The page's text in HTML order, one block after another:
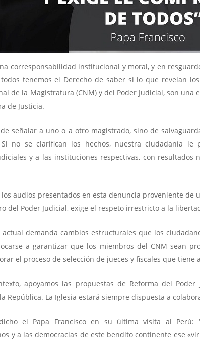
corresponsabilidad institucional y moral, y en
tenemos el Derecho de saber si lo que revelan
de la Magistratura (CNM) y del Poder Judicial, son
de Justicia.
señalar a uno o a otro magistrado, sino de
no se clarifican los hechos, nuestra ciudadanía
y a las instituciones respectivas, con resultados
audios presentados en esta denuncia proveniente de
del Poder Judicial, exige el respeto irrestricto a la
actual demanda cambios estructurales que los
a garantizar que los miembros del CNM sean
el proceso de selección de jueces y fiscales que tiene
apoyamos las propuestas de Reforma del
República. La Iglesia estará siempre dispuesta a
el Papa Francisco en su última visita al Perú:
y a las democracias de este bendito continente ese